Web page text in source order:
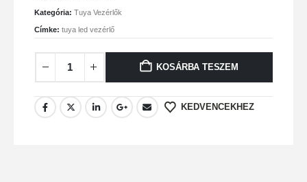
Kategória: Tuya Vezérlők
Címke: tuya led vezérlő
KOSÁRBA TESZEM
KEDVENCEKHEZ